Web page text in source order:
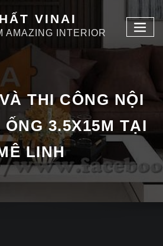
VINAI
AMAZING INTERIOR
THI CÔNG NỘI
3.5X15M TẠI
LINH